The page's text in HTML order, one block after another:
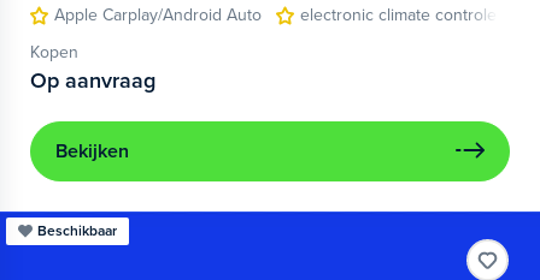
Apple Carplay/Android Auto
electronic climate controle
Kopen
Op aanvraag
Bekijken
Beschikbaar